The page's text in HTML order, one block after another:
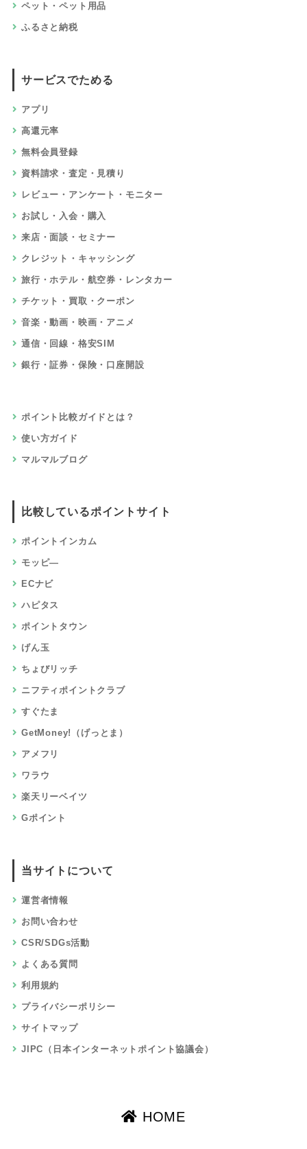
ペット・ペット用品
ふるさと納税
サービスでためる
アプリ
高還元率
無料会員登録
資料請求・査定・見積り
レビュー・アンケート・モニター
お試し・入会・購入
来店・面談・セミナー
クレジット・キャッシング
旅行・ホテル・航空券・レンタカー
チケット・買取・クーポン
音楽・動画・映画・アニメ
通信・回線・格安SIM
銀行・証券・保険・口座開設
ポイント比較ガイドとは？
使い方ガイド
マルマルブログ
比較しているポイントサイト
ポイントインカム
モッピ―
ECナビ
ハピタス
ポイントタウン
げん玉
ちょびリッチ
ニフティポイントクラブ
すぐたま
GetMoney!（げっとま）
アメフリ
ワラウ
楽天リーベイツ
Gポイント
当サイトについて
運営者情報
お問い合わせ
CSR/SDGs活動
よくある質問
利用規約
プライバシーポリシー
サイトマップ
JIPC（日本インターネットポイント協議会）
HOME